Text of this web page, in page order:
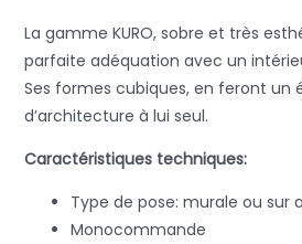
La gamme KURO, sobre et très
parfaite adéquation avec un
Ses formes cubiques, en feront un
d’architecture à lui seul.
Caractéristiques techniques:
Type de pose: murale ou sur
Monocommande